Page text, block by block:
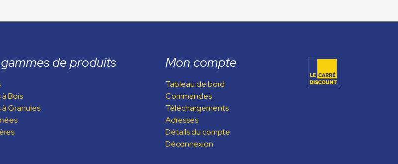
de produits
Bois
Granules
Mon compte
Tableau de bord
Commandes
Téléchargements
Adresses
Détails du compte
Déconnexion